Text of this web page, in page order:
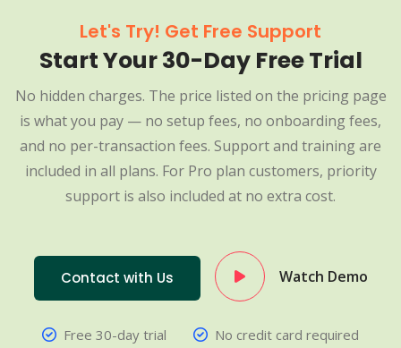
Let's Try! Get Free Support
Start Your 30-Day Free Trial
No hidden charges. The price listed on the pricing page
is what you pay — no setup fees, no onboarding fees,
and no per-transaction fees. Support and training are
included in all plans. For Pro plan customers, priority
support is also included at no extra cost.
Contact with Us Watch Demo
Free 30-day trial
No credit card required